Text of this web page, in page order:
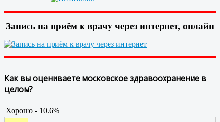
Запись на приём к врачу через интернет, онлайн
Как вы оцениваете московское здравоохранение в
целом?
Хорошо - 10.6%